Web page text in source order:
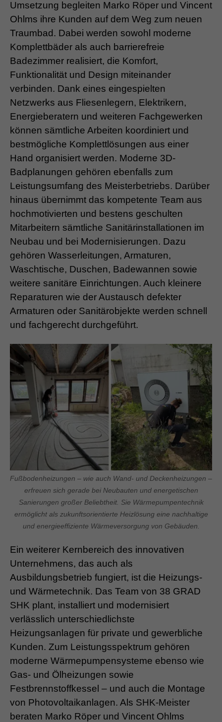
Umsetzung begleiten Marko Röper und Vincent
Ohlms ihre Kunden auf dem Weg zum neuen
Traumbad. Dabei werden sowohl moderne
Komplettbäder als auch barrierefreie
Badezimmer realisiert, die Komfort,
Funktionalität und Design miteinander
verbinden. Dank eines eingespielten
Netzwerks aus Fliesenlegern, Elektrikern,
Energieberatern und weiteren Fachgewerken
können sämtliche Arbeiten koordiniert und
bestmögliche Komplettlösungen aus einer
Hand organisiert werden. Moderne 3D-
Badplanungen gehören ebenfalls zum
Leistungsumfang des Meisterbetriebs. Darüber
hinaus übernimmt das kompetente Team aus
hochmotivierten und bestens geschulten
Mitarbeitern sämtliche Sanitärinstallationen im
Neubau und bei Modernisierungen. Dazu
gehören Wasserleitungen, Armaturen,
Waschtische, Duschen, Badewannen sowie
weitere sanitäre Einrichtungen. Auch kleinere
Reparaturen wie der Austausch defekter
Armaturen oder Sanitärobjekte werden schnell
und fachgerecht durchgeführt.
Fußbodenheizungen – wie auch Wand- und Deckenheizungen –
erfreuen sich gerade bei Neubauten und energetischen
Sanierungen großer Beliebtheit. Sie Wärmepumpentechnik
ermöglicht als zukunftsorientierte Heizlösung eine nachhaltige
und energieeffiziente Wärmeversorgung von Gebäuden.
Ein weiterer Kernbereich des innovativen
Unternehmens, das auch als
Ausbildungsbetrieb fungiert, ist die Heizungs-
und Wärmetechnik. Das Team von 38 GRAD
SHK plant, installiert und modernisiert
verlässlich unterschiedlichste
Heizungsanlagen für private und gewerbliche
Kunden. Zum Leistungsspektrum gehören
moderne Wärmepumpensysteme ebenso wie
Gas- und Ölheizungen sowie
Festbrennstoffkessel – und auch die Montage
von Photovoltaikanlagen. Als SHK-Meister
beraten Marko Röper und Vincent Ohlms